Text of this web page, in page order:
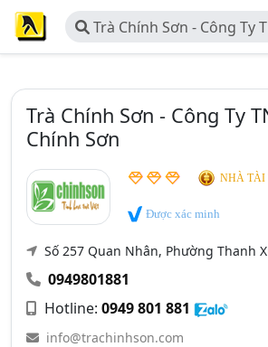
Trà Chính Sơn - Công Ty
Trà Chính Sơn
Trà Chính Sơn - Công Ty
Chính Sơn
NHÀ TÀI
Được xác minh
Số 257 Quan Nhân, Phường Thanh
0949801881
Hotline: 0949 801 881
info@trachinhson.com